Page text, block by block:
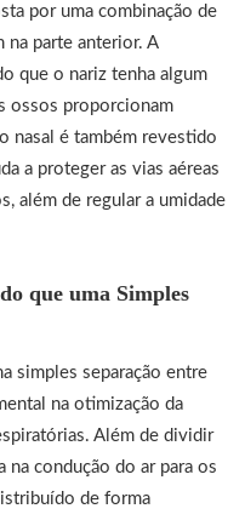
por uma combinação de
na parte anterior. A
que o nariz tenha algum
ossos proporcionam
nasal é também revestido
a proteger as vias aéreas
além de regular a umidade
que uma Simples
simples separação entre
na otimização da
Além de dividir
na condução do ar para os
de forma